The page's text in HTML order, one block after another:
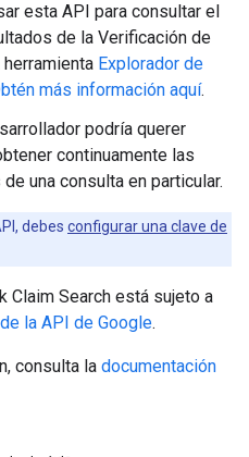
esta API para consultar el
de la Verificación de
Explorador de
más información aquí.
podría querer
continuamente las
una consulta en particular.
debes configurar una clave de
Claim Search está sujeto a
la API de Google.
consulta la documentación